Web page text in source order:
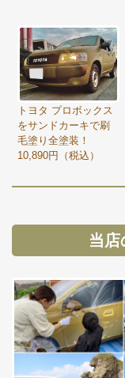
トヨタ プロボックス
をサンドカーキで刷
毛塗り全塗装！
10,890円（税込）
当店